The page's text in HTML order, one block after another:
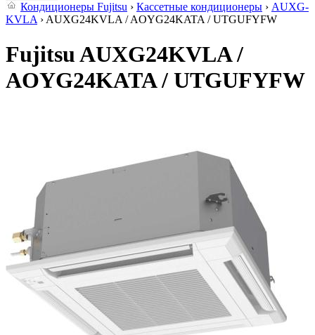
Кондиционеры Fujitsu › Кассетные кондиционеры › AUXG-
KVLA › AUXG24KVLA / AOYG24KATA / UTGUFYFW
Fujitsu AUXG24KVLA /
AOYG24KATA / UTGUFYFW